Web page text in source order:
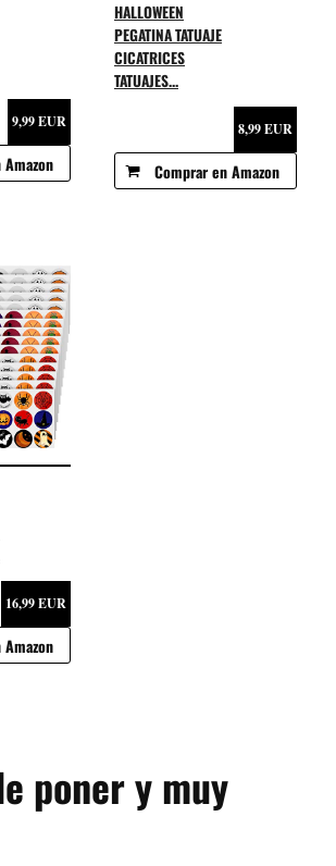
9,99 EUR
HALLOWEEN
PEGATINA TATUAJE
CICATRICES
TATUAJES...
8,99 EUR
Comprar en Amazon
16,99 EUR
poner y muy